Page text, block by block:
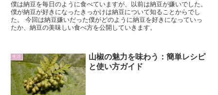
僕は納豆を毎日のように食べていますが、以前は納豆が嫌いでした。
僕が納豆が好きになったきっかけは納豆について知ることからでし
た。 今回は納豆嫌いだった僕がどのように納豆を好きになっていっ
たか、納豆の美味しい食べ方を公開していきます。
生活
山椒の魅力を味わう：簡単レシピ
と使い方ガイド